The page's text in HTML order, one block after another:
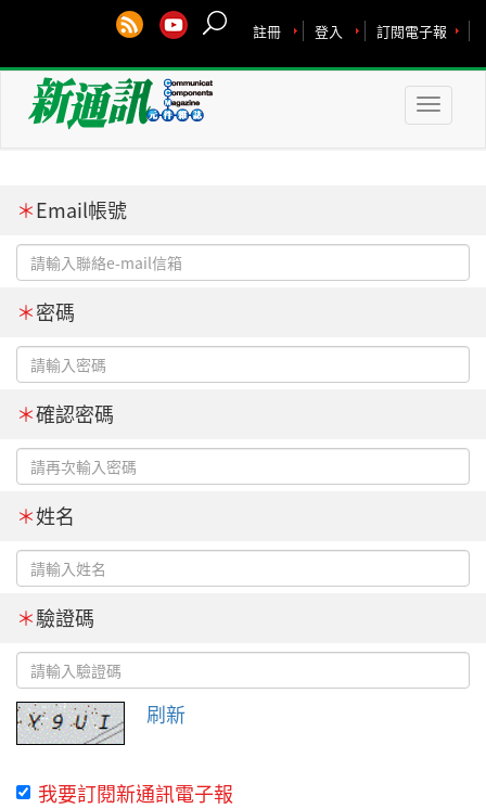
訂閱電子報
登入
註冊
Toggle
＊Email帳號
＊密碼
＊確認密碼
＊姓名
＊驗證碼
刷新
我要訂閱新通訊電子報